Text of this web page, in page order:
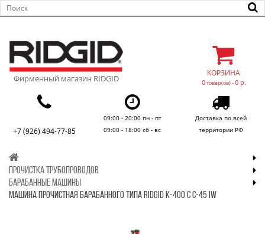
Фирменный магазин RIDGID
+7 (926) 494-77-85
09:00 - 20:00 пн - пт
09:00 - 18:00 сб - вс
Доставка по всей
территории РФ
КОРЗИНА
0товар(ов) -0 р.
ПРОЧИСТКА ТРУБОПРОВОДОВ
БАРАБАННЫЕ МАШИНЫ
МАШИНА ПРОЧИСТНАЯ БАРАБАННОГО ТИПА RIDGID K-400 С C-45 IW